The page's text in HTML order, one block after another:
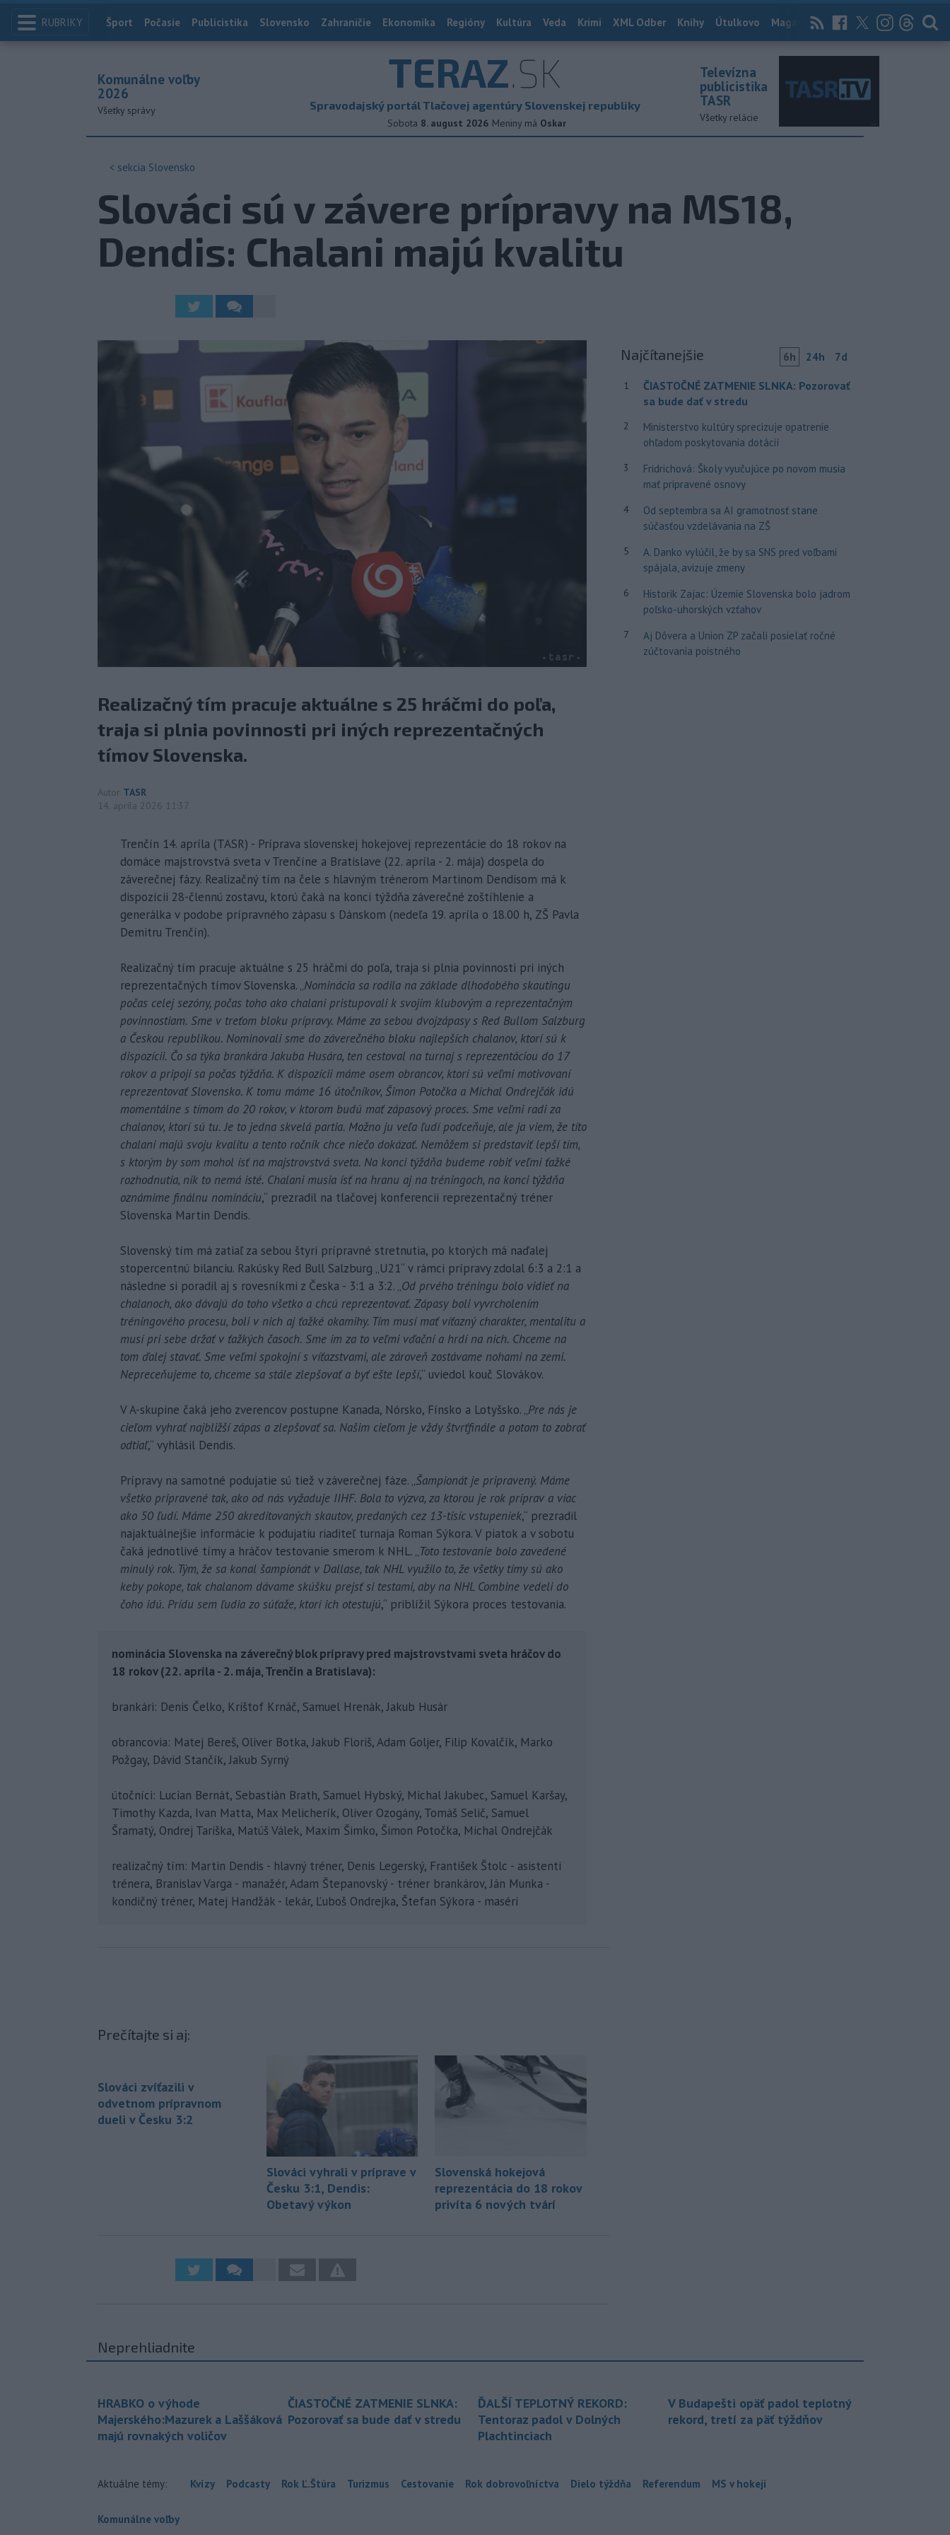
RUBRIKY Index
Šport Počasie Publicistika Slovensko Zahraničie Ekonomika Regióny Kultúra Veda Krimi XML Odber Knihy Útulkovo Magazín News Now Archív
TERAZ.SK
Spravodajský portál Tlačovej agentúry Slovenskej republiky
Sobota 8. august 2026 Meniny má Oskar
Komunálne voľby
2026
Všetky správy
Televízna
publicistika
TASR
Všetky relácie
< sekcia Slovensko
Slováci sú v závere prípravy na MS18,
Dendis: Chalani majú kvalitu
Realizačný tím pracuje aktuálne s 25 hráčmi do poľa,
traja si plnia povinnosti pri iných reprezentačných
tímov Slovenska.
Autor TASR
14. apríla 2026 11:37
Trenčín 14. apríla (TASR) - Príprava slovenskej hokejovej reprezentácie do 18 rokov na
domáce majstrovstvá sveta v Trenčíne a Bratislave (22. apríla - 2. mája) dospela do
záverečnej fázy. Realizačný tím na čele s hlavným trénerom Martinom Dendisom má k
dispozícii 28-člennú zostavu, ktorú čaká na konci týždňa záverečné zoštíhlenie a
generálka v podobe prípravného zápasu s Dánskom (nedeľa 19. apríla o 18.00 h, ZŠ Pavla
Demitru Trenčín).
Realizačný tím pracuje aktuálne s 25 hráčmi do poľa, traja si plnia povinnosti pri iných
reprezentačných tímov Slovenska. „Nominácia sa rodila na základe dlhodobého skautingu
počas celej sezóny, počas toho ako chalani pristupovali k svojim klubovým a reprezentačným
povinnostiam. Sme v treťom bloku prípravy. Máme za sebou dvojzápasy s Red Bullom Salzburg
a Českou republikou. Nominovali sme do záverečného bloku najlepších chalanov, ktorí sú k
dispozícii. Čo sa týka brankára Jakuba Husára, ten cestoval na turnaj s reprezentáciou do 17
rokov a pripojí sa počas týždňa. K dispozícii máme osem obrancov, ktorí sú veľmi motivovaní
reprezentovať Slovensko. K tomu máme 16 útočníkov, Šimon Potočka a Michal Ondrejčák idú
momentálne s tímom do 20 rokov, v ktorom budú mať zápasový proces. Sme veľmi radi za
chalanov, ktorí sú tu. Je to jedna skvelá partia. Možno ju veľa ľudí podceňuje, ale ja viem, že títo
chalani majú svoju kvalitu a tento ročník chce niečo dokázať. Nemôžem si predstaviť lepší tím,
s ktorým by som mohol ísť na majstrovstvá sveta. Na konci týždňa budeme robiť veľmi ťažké
rozhodnutia, nik to nemá isté. Chalani musia ísť na hranu aj na tréningoch, na konci týždňa
oznámime finálnu nomináciu,“ prezradil na tlačovej konferencii reprezentačný tréner
Slovenska Martin Dendis.
Slovenský tím má zatiaľ za sebou štyri prípravné stretnutia, po ktorých má naďalej
stopercentnú bilanciu. Rakúsky Red Bull Salzburg „U21“ v rámci prípravy zdolal 6:3 a 2:1 a
následne si poradil aj s rovesníkmi z Česka - 3:1 a 3:2. „Od prvého tréningu bolo vidieť na
chalanoch, ako dávajú do toho všetko a chcú reprezentovať. Zápasy boli vyvrcholením
tréningového procesu, boli v nich aj ťažké okamihy. Tím musí mať víťazný charakter, mentalitu a
musí pri sebe držať v ťažkých časoch. Sme im za to veľmi vďační a hrdí na nich. Chceme na
tom ďalej stavať. Sme veľmi spokojní s víťazstvami, ale zároveň zostávame nohami na zemi.
Nepreceňujeme to, chceme sa stále zlepšovať a byť ešte lepší,“ uviedol kouč Slovákov.
V A-skupine čaká jeho zverencov postupne Kanada, Nórsko, Fínsko a Lotyšsko. „Pre nás je
cieľom vyhrať najbližší zápas a zlepšovať sa. Našim cieľom je vždy štvrťfinále a potom to zobrať
odtiaľ,“ vyhlásil Dendis.
Prípravy na samotné podujatie sú tiež v záverečnej fáze. „Šampionát je pripravený. Máme
všetko pripravené tak, ako od nás vyžaduje IIHF. Bola to výzva, za ktorou je rok príprav a viac
ako 50 ľudí. Máme 250 akreditovaných skautov, predaných cez 13-tisíc vstupeniek,“ prezradil
najaktuálnejšie informácie k podujatiu riaditeľ turnaja Roman Sýkora. V piatok a v sobotu
čaká jednotlivé tímy a hráčov testovanie smerom k NHL. „Toto testovanie bolo zavedené
minulý rok. Tým, že sa konal šampionát v Dallase, tak NHL využilo to, že všetky tímy sú ako
keby pokope, tak chalanom dávame skúšku prejsť si testami, aby na NHL Combine vedeli do
čoho idú. Prídu sem ľudia zo súťaže, ktorí ich otestujú,“ priblížil Sýkora proces testovania.
nominácia Slovenska na záverečný blok prípravy pred majstrovstvami sveta hráčov do
18 rokov (22. apríla - 2. mája, Trenčín a Bratislava):
brankári: Denis Čelko, Krištof Krnáč, Samuel Hrenák, Jakub Husár
obrancovia: Matej Bereš, Oliver Botka, Jakub Floriš, Adam Goljer, Filip Kovalčík, Marko
Požgay, Dávid Stančík, Jakub Syrný
útočníci: Lucian Bernát, Sebastián Brath, Samuel Hybský, Michal Jakubec, Samuel Karšay,
Timothy Kazda, Ivan Matta, Max Melicherík, Oliver Ozogány, Tomáš Selič, Samuel
Šramatý, Ondrej Tariška, Matúš Válek, Maxim Šimko, Šimon Potočka, Michal Ondrejčák
realizačný tím: Martin Dendis - hlavný tréner, Denis Legerský, František Štolc - asistenti
trénera, Branislav Varga - manažér, Adam Štepanovský - tréner brankárov, Ján Munka -
kondičný tréner, Matej Handžák - lekár, Ľuboš Ondrejka, Štefan Sýkora - maséri
Prečítajte si aj:
Slováci zvíťazili v
odvetnom prípravnom
dueli v Česku 3:2
Slováci vyhrali v príprave v
Česku 3:1, Dendis:
Obetavý výkon
Slovenská hokejová
reprezentácia do 18 rokov
privíta 6 nových tvárí
Najčítanejšie 6h 24h 7d
1
ČIASTOČNÉ ZATMENIE SLNKA: Pozorovať
sa bude dať v stredu
2
Ministerstvo kultúry sprecizuje opatrenie
ohľadom poskytovania dotácií
3
Fridrichová: Školy vyučujúce po novom musia
mať pripravené osnovy
4
Od septembra sa AI gramotnosť stane
súčasťou vzdelávania na ZŠ
5
A. Danko vylúčil, že by sa SNS pred voľbami
spájala, avizuje zmeny
6
Historik Zajac: Územie Slovenska bolo jadrom
poľsko-uhorských vzťahov
7
Aj Dôvera a Union ZP začali posielať ročné
zúčtovania poistného
Neprehliadnite
HRABKO o výhode
Majerského:Mazurek a Laššáková
majú rovnakých voličov
ČIASTOČNÉ ZATMENIE SLNKA:
Pozorovať sa bude dať v stredu
ĎALŠÍ TEPLOTNÝ REKORD:
Tentoraz padol v Dolných
Plachtinciach
V Budapešti opäť padol teplotný
rekord, tretí za päť týždňov
Aktuálne témy: Kvízy Podcasty Rok Ľ.Štúra Turizmus Cestovanie Rok dobrovoľníctva Dielo týždňa Referendum MS v hokeji
Komunálne voľby